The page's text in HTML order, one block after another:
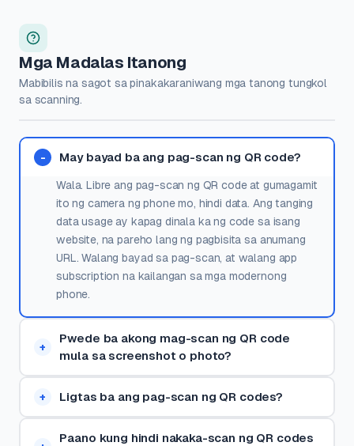
Mga Madalas Itanong
Mabibilis na sagot sa pinakakaraniwang mga tanong tungkol
sa scanning.
May bayad ba ang pag-scan ng QR code?
Wala. Libre ang pag-scan ng QR code at gumagamit
ito ng camera ng phone mo, hindi data. Ang tanging
data usage ay kapag dinala ka ng code sa isang
website, na pareho lang ng pagbisita sa anumang
URL. Walang bayad sa pag-scan, at walang app
subscription na kailangan sa mga modernong
phone.
Pwede ba akong mag-scan ng QR code
mula sa screenshot o photo?
Ligtas ba ang pag-scan ng QR codes?
Paano kung hindi nakaka-scan ng QR codes